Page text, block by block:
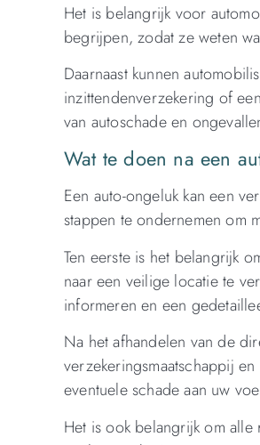
Het is belangrijk voor
begrijpen, zodat ze weten
Daarnaast kunnen
inzittendenverzekering of
van autoschade en
Wat te doen na een
Een auto-ongeluk kan een
stappen te ondernemen om
Ten eerste is het belangrijk
naar een veilige locatie te
informeren en een
Na het afhandelen van de
verzekeringsmaatschappij
eventuele schade aan uw
Het is ook belangrijk om alle